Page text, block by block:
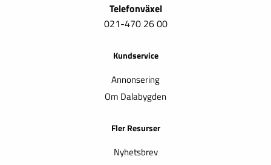
Telefonväxel
021-470 26 00
Kundservice
Annonsering
Om Dalabygden
Fler Resurser
Nyhetsbrev